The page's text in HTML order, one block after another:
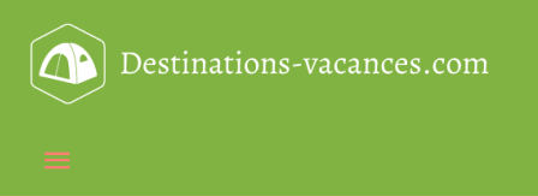
contenu
Menu